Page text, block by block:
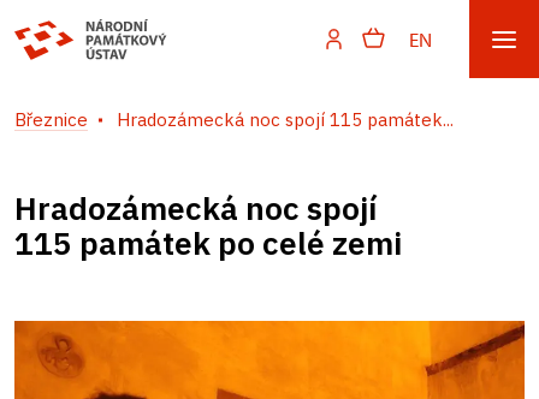
EN
Březnice Hradozámecká noc spojí 115 památek...
Hradozámecká noc spojí
115 památek po celé zemi